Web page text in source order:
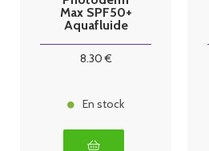
Max SPF50+
Aquafluide
8.30€
En stock